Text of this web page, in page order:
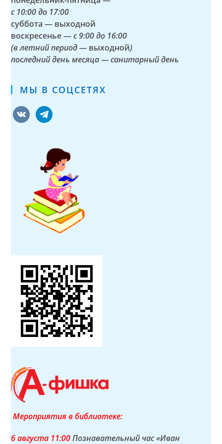
с 10:00 до 17:00
суббота — выходной
воскресенье —с 9:00 до 16:00
(в летний период — выходной)
последний день месяца — санитарный день
МЫ В СОЦСЕТЯХ
vkontaktetelegram
Мероприятия в библиотеке:
6 августа 11:00Познавательный час «Иван